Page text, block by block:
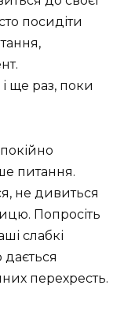
посидіти
ще раз, поки
питання.
не дивиться
Попросіть
слабкі
перехресть.